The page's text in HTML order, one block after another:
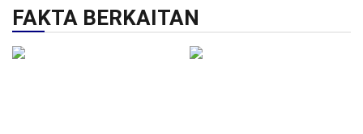
FAKTA BERKAITAN